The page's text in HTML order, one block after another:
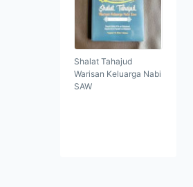
Shalat Tahajud
Warisan Keluarga Nabi
SAW